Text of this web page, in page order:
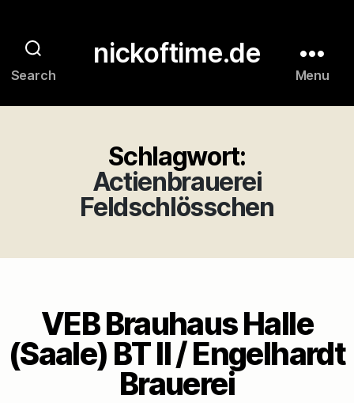
Search
nickoftime.de
Menu
Schlagwort:
Actienbrauerei
Feldschlösschen
VEB Brauhaus Halle
(Saale) BT II / Engelhardt
Brauerei